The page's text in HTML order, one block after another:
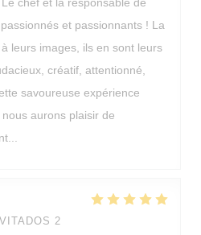
et passionnants ! La
leurs images, ils en sont leurs
créatif, attentionné,
savoureuse expérience
aurons plaisir de
2
Reflets